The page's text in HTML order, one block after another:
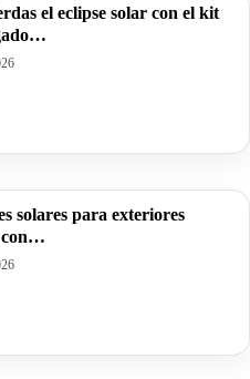
el eclipse solar con el kit
solares para exteriores
con…